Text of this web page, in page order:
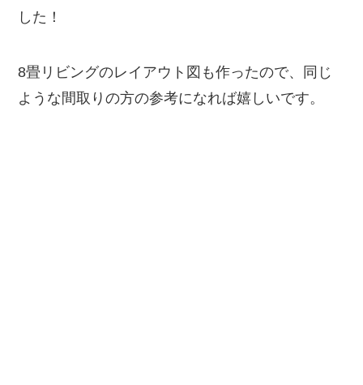
した！
8畳リビングのレイアウト図も作ったので、同じ
ような間取りの方の参考になれば嬉しいです。